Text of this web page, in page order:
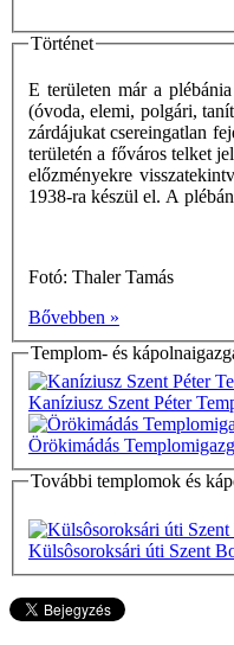
Történet
E területen már a
(óvoda, elemi, polgári,
zárdájukat csereingatlan
területén a főváros telket
előzményekre
1938-ra készül el. A
Fotó: Thaler Tamás
Bővebben »
Templom- és
Kaníziusz Szent Péter
Örökimádás
További templomok és
Külsôsoroksári úti Szent